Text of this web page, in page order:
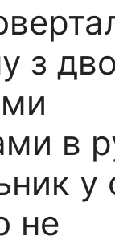
з
в
у
не